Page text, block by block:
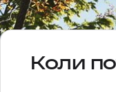
Коли